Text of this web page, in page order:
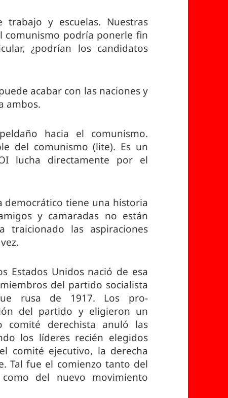
y escuelas. Nuestras
comunismo podría ponerle fin
¿podrían los candidatos
acabar con las naciones y
ambos.
hacia el comunismo.
del comunismo (lite). Es un
lucha directamente por el
democrático tiene una historia
y camaradas no están
traicionado las aspiraciones
Estados Unidos nació de esa
del partido socialista
rusa de 1917. Los pro-
del partido y eligieron un
comité derechista anuló las
los líderes recién elegidos
comité ejecutivo, la derecha
Tal fue el comienzo tanto del
del nuevo movimiento